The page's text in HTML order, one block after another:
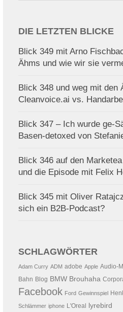
DIE LETZTEN BLICKE
Blick 349 mit Arno
Ähms und wie wir sie
Blick 348 und weg mit den
Cleanvoice.ai vs.
Blick 347 – Ich wurde ge-
Basen-detoxed von
Blick 346 auf den
und die Episode mit Felix
Blick 345 mit Oliver
sich ein B2B-Podcast?
SCHLAGWÖRTER
Adam Curry ADM adobe Apple Audio-
Bahn Blog BMW Brouhaha
Facebook Ford Gewinnspiel
Schlämmer iphone L'Oreal lyrebird